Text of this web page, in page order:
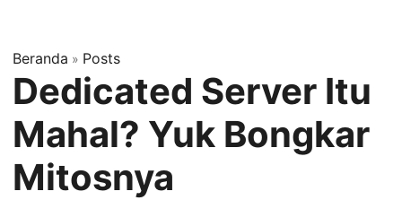
Beranda » Posts
Dedicated Server Itu
Mahal? Yuk Bongkar
Mitosnya